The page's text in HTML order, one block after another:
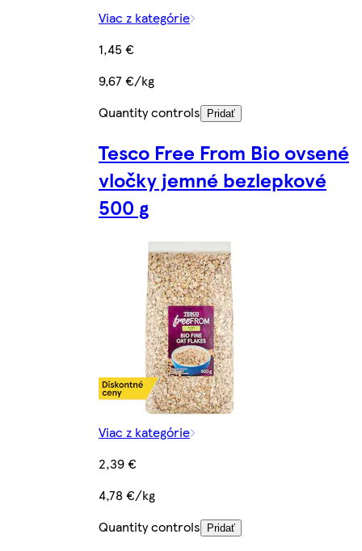
Viac z kategórie
1,45 €
9,67 €/kg
Quantity controls
Pridať
Tesco Free From Bio ovsené
vločky jemné bezlepkové
500 g
Viac z kategórie
2,39 €
4,78 €/kg
Quantity controls
Pridať